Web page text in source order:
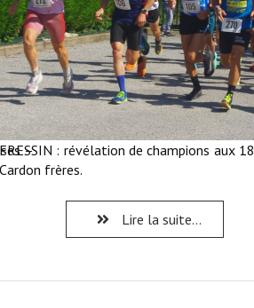
–
: révélation de champions aux
Cardon frères.
Lire la suite...